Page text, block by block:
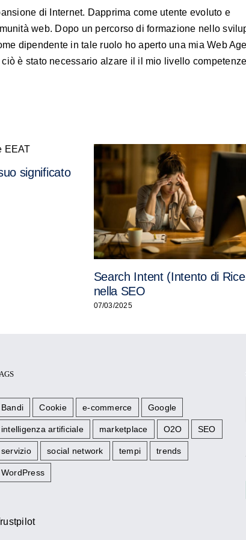
di Internet. Dapprima come utente evoluto e
web. Dopo un percorso di formazione nello
dipendente in tale ruolo ho aperto una mia Web
è stato necessario alzare il il mio livello competenze
significato
Search Intent (Intento di
nella SEO
07/03/2025
Bandi Cookie e-commerce Google
intelligenza artificiale marketplace O2O SEO
servizio social network tempi trends
WordPress